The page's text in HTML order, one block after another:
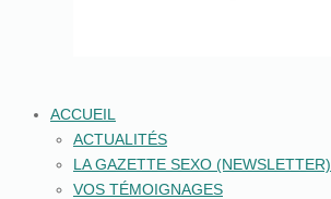
ACCUEIL
ACTUALITÉS
LA GAZETTE SEXO (NEWSLETTER)
VOS TÉMOIGNAGES